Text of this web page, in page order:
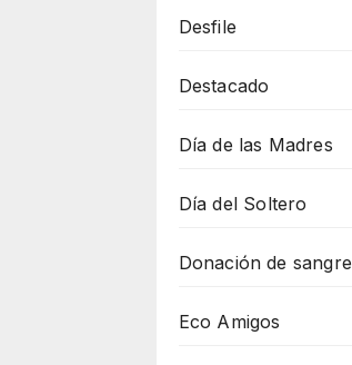
Desfile
Destacado
Día de las Madres
Día del Soltero
Donación de sangre
Eco Amigos